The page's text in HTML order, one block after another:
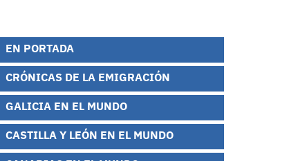
EN PORTADA
CRÓNICAS DE LA EMIGRACIÓN
GALICIA EN EL MUNDO
CASTILLA Y LEÓN EN EL MUNDO